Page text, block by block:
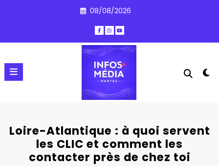
08/08/2026
Loire-Atlantique : à quoi servent
les CLIC et comment les
contacter près de chez toi